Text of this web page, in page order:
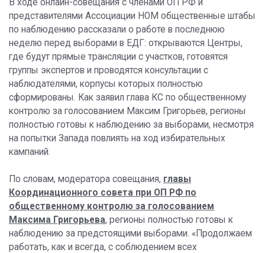
представителями Ассоциации НОМ общественные штабы
по наблюдению рассказали о работе в последнюю
неделю перед выборами в ЕДГ: открываются Центры,
где будут прямые трансляции с участков, готовятся
группы экспертов и проводятся консультации с
наблюдателями, корпусы которых полностью
сформированы. Как заявил глава КС по общественному
контролю за голосованием Максим Григорьев, регионы
полностью готовы к наблюдению за выборами, несмотря
на попытки Запада повлиять на ход избирательных
кампаний.
По словам, модератора совещания, главы
Координационного совета при ОП РФ по
общественному контролю за голосованием
Максима Григорьева, регионы полностью готовы к
наблюдению за предстоящими выборами. «Продолжаем
работать, как и всегда, с соблюдением всех